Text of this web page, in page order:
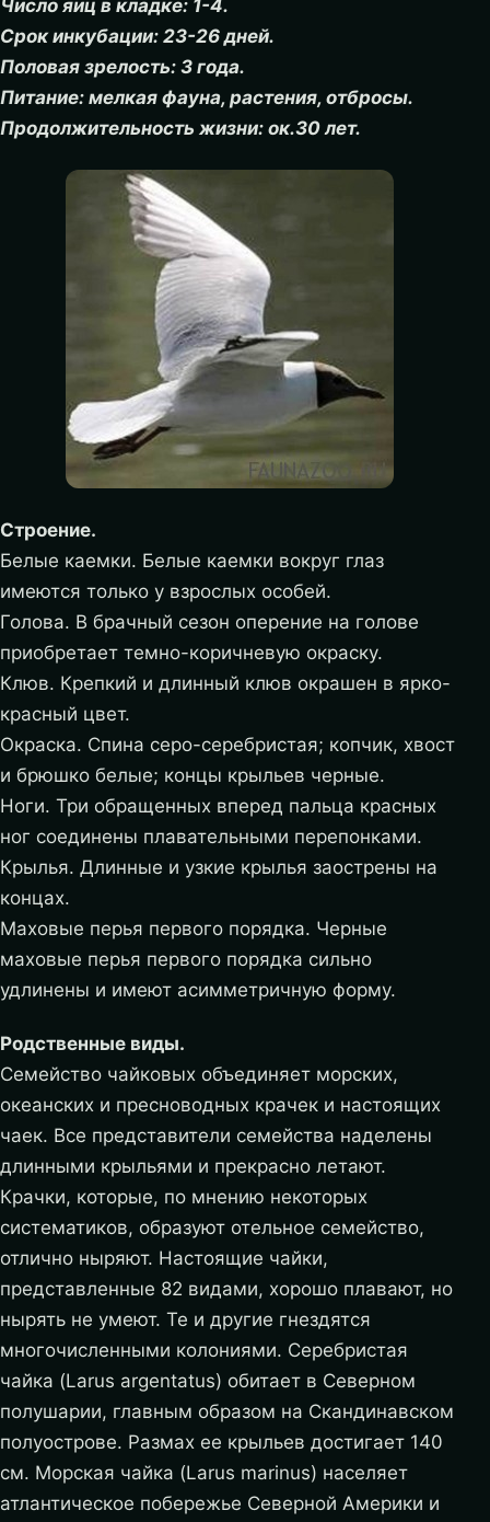
Число яиц в кладке: 1-4.
Срок инкубации: 23-26 дней.
Половая зрелость: 3 года.
Питание: мелкая фауна, растения, отбросы.
Продолжительность жизни: ок.30 лет.
Строение.
Белые каемки. Белые каемки вокруг глаз
имеются только у взрослых особей.
Голова. В брачный сезон оперение на голове
приобретает темно-коричневую окраску.
Клюв. Крепкий и длинный клюв окрашен в ярко-
красный цвет.
Окраска. Спина серо-серебристая; копчик, хвост
и брюшко белые; концы крыльев черные.
Ноги. Три обращенных вперед пальца красных
ног соединены плавательными перепонками.
Крылья. Длинные и узкие крылья заострены на
концах.
Маховые перья первого порядка. Черные
маховые перья первого порядка сильно
удлинены и имеют асимметричную форму.
Родственные виды.
Семейство чайковых объединяет морских,
океанских и пресноводных крачек и настоящих
чаек. Все представители семейства наделены
длинными крыльями и прекрасно летают.
Крачки, которые, по мнению некоторых
систематиков, образуют отельное семейство,
отлично ныряют. Настоящие чайки,
представленные 82 видами, хорошо плавают, но
нырять не умеют. Те и другие гнездятся
многочисленными колониями. Серебристая
чайка (Larus argentatus) обитает в Северном
полушарии, главным образом на Скандинавском
полуострове. Размах ее крыльев достигает 140
см. Морская чайка (Larus marinus) населяет
атлантическое побережье Северной Америки и